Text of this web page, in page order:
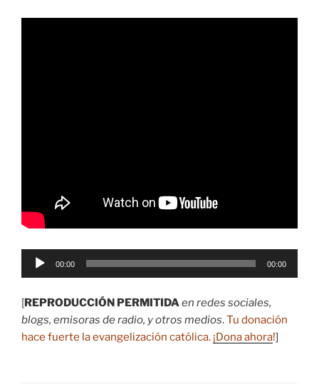
Reproductor
00:00 00:00
[REPRODUCCIÓN PERMITIDA en redes sociales,
blogs, emisoras de radio, y otros medios.Tu donación
hace fuerte la evangelización católica. ¡Dona ahora!]